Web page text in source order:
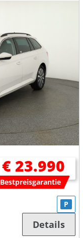
€ 23.990
Bestpreisgarantie
P
Details